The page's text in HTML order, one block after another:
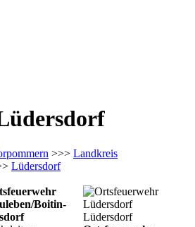
>>> Landkreis
Lüdersdorf
Boitin-